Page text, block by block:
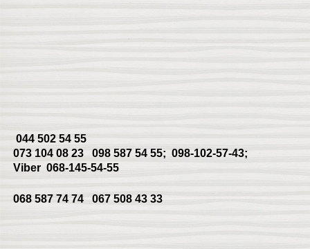
044 502 54 55
073 104 08 23
098 587 54 55; 098-102-57-43;
Viber 068-145-54-55
068 587 74 74 067 508 43 33